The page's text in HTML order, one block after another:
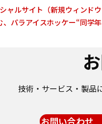
ャルサイト （新規ウィンド
パラアイスホッケー“同学
技術・サービス・製品
お問い合わせ